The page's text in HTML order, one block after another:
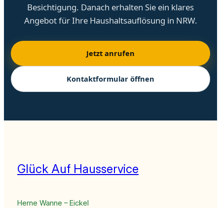
Besichtigung. Danach erhalten Sie ein klares
Angebot für Ihre Haushaltsauflösung in NRW.
Jetzt anrufen
Kontaktformular öffnen
Glück Auf Hausservice
Herne Wanne – Eickel